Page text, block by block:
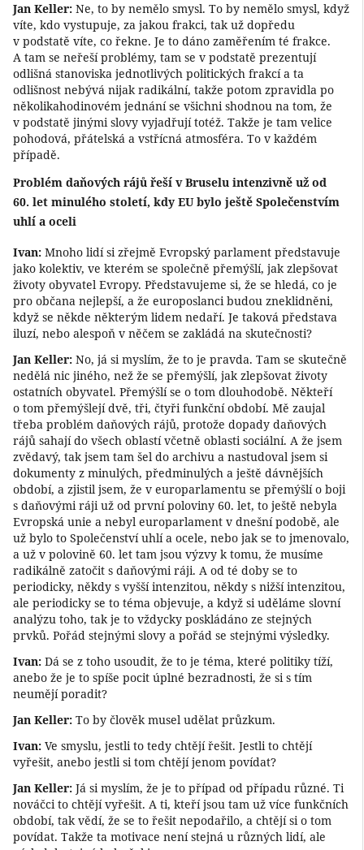
Jan Keller: Ne, to by nemělo smysl. To by nemělo smysl, když
víte, kdo vystupuje, za jakou frakci, tak už dopředu
v podstatě víte, co řekne. Je to dáno zaměřením té frakce.
A tam se neřeší problémy, tam se v podstatě prezentují
odlišná stanoviska jednotlivých politických frakcí a ta
odlišnost nebývá nijak radikální, takže potom zpravidla po
několikahodinovém jednání se všichni shodnou na tom, že
v podstatě jinými slovy vyjadřují totéž. Takže je tam velice
pohodová, přátelská a vstřícná atmosféra. To v každém
případě.
Problém daňových rájů řeší v Bruselu intenzivně už od
60. let minulého století, kdy EU bylo ještě Společenstvím
uhlí a oceli
Ivan: Mnoho lidí si zřejmě Evropský parlament představuje
jako kolektiv, ve kterém se společně přemýšlí, jak zlepšovat
životy obyvatel Evropy. Představujeme si, že se hledá, co je
pro občana nejlepší, a že europoslanci budou zneklidněni,
když se někde některým lidem nedaří. Je taková představa
iluzí, nebo alespoň v něčem se zakládá na skutečnosti?
Jan Keller: No, já si myslím, že to je pravda. Tam se skutečně
nedělá nic jiného, než že se přemýšlí, jak zlepšovat životy
ostatních obyvatel. Přemýšlí se o tom dlouhodobě. Někteří
o tom přemýšlejí dvě, tři, čtyři funkční období. Mě zaujal
třeba problém daňových rájů, protože dopady daňových
rájů sahají do všech oblastí včetně oblasti sociální. A že jsem
zvědavý, tak jsem tam šel do archivu a nastudoval jsem si
dokumenty z minulých, předminulých a ještě dávnějších
období, a zjistil jsem, že v europarlamentu se přemýšlí o boji
s daňovými ráji už od první poloviny 60. let, to ještě nebyla
Evropská unie a nebyl europarlament v dnešní podobě, ale
už bylo to Společenství uhlí a ocele, nebo jak se to jmenovalo,
a už v polovině 60. let tam jsou výzvy k tomu, že musíme
radikálně zatočit s daňovými ráji. A od té doby se to
periodicky, někdy s vyšší intenzitou, někdy s nižší intenzitou,
ale periodicky se to téma objevuje, a když si uděláme slovní
analýzu toho, tak je to vždycky poskládáno ze stejných
prvků. Pořád stejnými slovy a pořád se stejnými výsledky.
Ivan: Dá se z toho usoudit, že to je téma, které politiky tíží,
anebo že je to spíše pocit úplné bezradnosti, že si s tím
neumějí poradit?
Jan Keller: To by člověk musel udělat průzkum.
Ivan: Ve smyslu, jestli to tedy chtějí řešit. Jestli to chtějí
vyřešit, anebo jestli si tom chtějí jenom povídat?
Jan Keller: Já si myslím, že je to případ od případu různé. Ti
nováčci to chtějí vyřešit. A ti, kteří jsou tam už více funkčních
období, tak vědí, že se to řešit nepodařilo, a chtějí si o tom
povídat. Takže ta motivace není stejná u různých lidí, ale